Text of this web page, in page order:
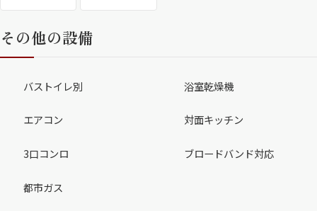
その他の設備
バストイレ別 浴室乾燥機
エアコン 対面キッチン
3口コンロ ブロードバンド対応
都市ガス